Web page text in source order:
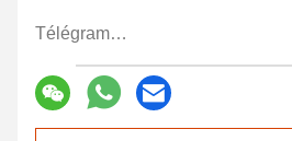
Télégramme: